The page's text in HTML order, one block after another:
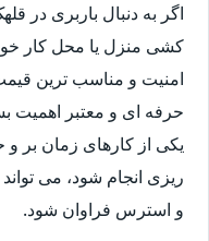
اگر به دنبال باربری در
کشی منزل یا محل کار خود
امنیت و مناسب ترین
حرفه ای و معتبر اهمیت
یکی از کارهای زمان بر
ریزی انجام شود، می
و استرس فراوان شود.